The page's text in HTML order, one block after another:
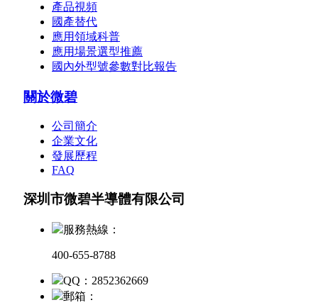
產品視頻
國產替代
應用領域科普
應用場景選型推薦
國內外型號參數對比報告
關於微碧
公司簡介
企業文化
發展歷程
FAQ
深圳市微碧半導體有限公司
服務熱線：
400-655-8788
QQ：2852362669
郵箱：